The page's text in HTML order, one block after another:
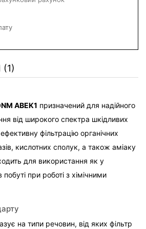
(1)
ABEK1 призначений для надійного
від широкого спектра шкідливих
фільтрацію органічних
кислотних сполук, а також аміаку
для використання як у
при роботі з хімічними
на типи речовин, від яких фільтр